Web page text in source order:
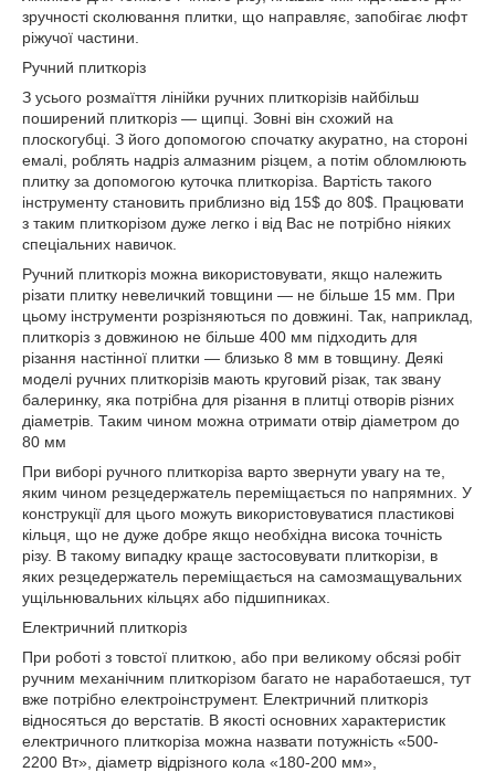
зручності сколювання плитки, що направляє, запобігає люфт
ріжучої частини.
Ручний плиткоріз
З усього розмаїття лінійки ручних плиткорізів найбільш
поширений плиткоріз — щипці. Зовні він схожий на
плоскогубці. З його допомогою спочатку акуратно, на стороні
емалі, роблять надріз алмазним різцем, а потім обломлюють
плитку за допомогою куточка плиткоріза. Вартість такого
інструменту становить приблизно від 15$ до 80$. Працювати
з таким плиткорізом дуже легко і від Вас не потрібно ніяких
спеціальних навичок.
Ручний плиткоріз можна використовувати, якщо належить
різати плитку невеличкий товщини — не більше 15 мм. При
цьому інструменти розрізняються по довжині. Так, наприклад,
плиткоріз з довжиною не більше 400 мм підходить для
різання настінної плитки — близько 8 мм в товщину. Деякі
моделі ручних плиткорізів мають круговий різак, так звану
балеринку, яка потрібна для різання в плитці отворів різних
діаметрів. Таким чином можна отримати отвір діаметром до
80 мм
При виборі ручного плиткоріза варто звернути увагу на те,
яким чином резцедержатель переміщається по напрямних. У
конструкції для цього можуть використовуватися пластикові
кільця, що не дуже добре якщо необхідна висока точність
різу. В такому випадку краще застосовувати плиткорізи, в
яких резцедержатель переміщається на самозмащувальних
ущільнювальних кільцях або підшипниках.
Електричний плиткоріз
При роботі з товстої плиткою, або при великому обсязі робіт
ручним механічним плиткорізом багато не наработаешся, тут
вже потрібно електроінструмент. Електричний плиткоріз
відносяться до верстатів. В якості основних характеристик
електричного плиткоріза можна назвати потужність «500-
2200 Вт», діаметр відрізного кола «180-200 мм»,